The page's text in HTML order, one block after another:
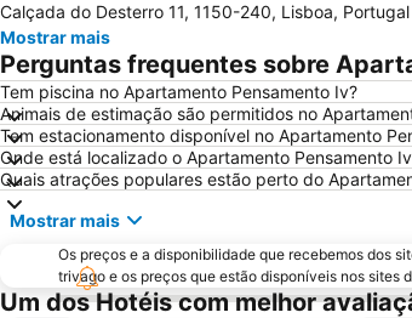
Calçada do Desterro 11, 1150-240, Lisboa, Portugal
Mostrar mais
Perguntas frequentes sobre
Tem piscina no Apartamento Pensamento Iv?
Animais de estimação são permitidos no
Tem estacionamento disponível no Apartamento
Onde está localizado o Apartamento Pensamento
Quais atrações populares estão perto do
Mostrar mais
Os preços e a disponibilidade que recebemos dos
trivago e os preços que estão disponíveis nos sites
Um dos Hotéis com melhor